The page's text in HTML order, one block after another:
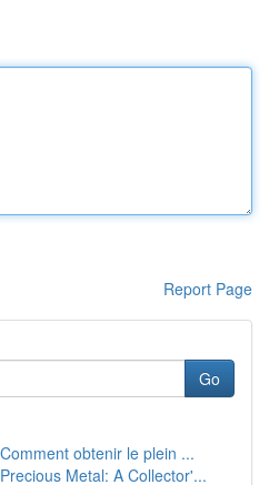
Report Page
Go
obtenir le plein ...
Metal: A Collector'...